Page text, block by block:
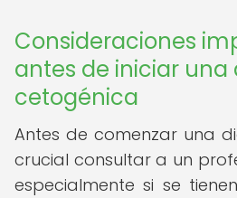
Consideraciones
antes de iniciar una
cetogénica
Antes de comenzar una
crucial consultar a un
especialmente si se